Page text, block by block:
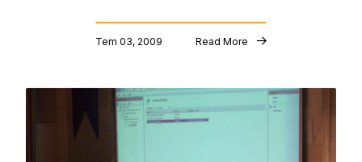
Tem 03, 2009 Read More